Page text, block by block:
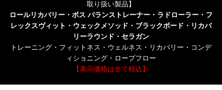
取り扱い製品】
ロールリカバリー・ボス バランストレーナー・ラドローラー・フ
レックスヴィット・ウェックメソッド・ブラックボード・リカバ
リーラウンド・セラガン
トレーニング・フィットネス・ウェルネス・リカバリー・コンデ
ィショニング・ロープフロー
【表示価格は全て税込】